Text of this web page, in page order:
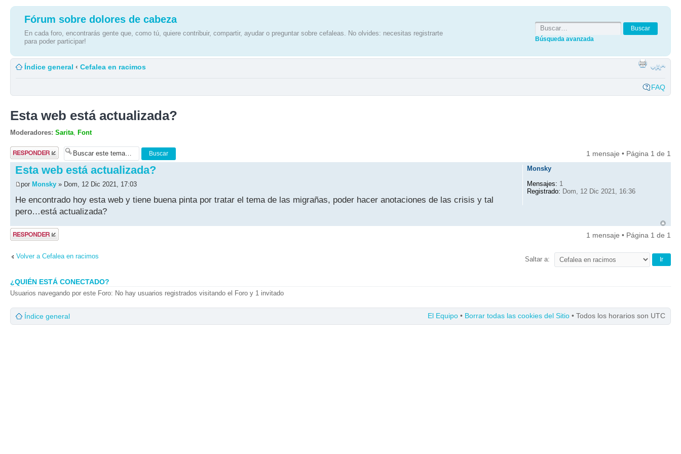
Fórum sobre dolores de cabeza
En cada foro, encontrarás gente que, como tú, quiere contribuir, compartir, ayudar o preguntar sobre cefaleas. No olvides: necesitas registrarte
para poder participar!
Búsqueda avanzada
Índice general ‹ Cefalea en racimos
FAQ
Esta web está actualizada?
Moderadores: Sarita Font
Publicar una
respuesta
1 mensaje • Página 1 de 1
Esta web está actualizada?
por Monsky » Dom, 12 Dic 2021, 17:03
He encontrado hoy esta web y tiene buena pinta por tratar el tema de las migrañas, poder hacer anotaciones de las crisis y tal
pero…está actualizada?
Monsky
Mensajes: 1
Registrado: Dom, 12 Dic 2021, 16:36
Publicar una
respuesta
1 mensaje • Página 1 de 1
Volver a Cefalea en racimos Saltar a:
¿QUIÉN ESTÁ CONECTADO?
Usuarios navegando por este Foro: No hay usuarios registrados visitando el Foro y 1 invitado
Índice general El Equipo • Borrar todas las cookies del Sitio • Todos los horarios son UTC